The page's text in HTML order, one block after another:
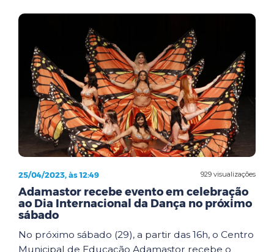
929 visualizações
25/04/2023, às 12:49
Adamastor recebe evento em celebração
ao Dia Internacional da Dança no próximo
sábado
No próximo sábado (29), a partir das 16h, o Centro
Municipal de Educação Adamastor recebe o